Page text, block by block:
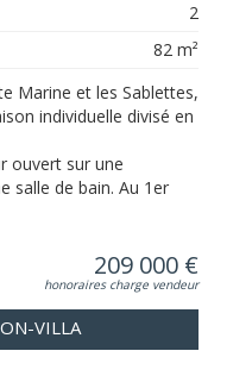
2
82 m²
Marine et les Sablettes,
individuelle divisé en
ouvert sur une
salle de bain. Au 1er
209 000 €
honoraires charge vendeur
VILLA